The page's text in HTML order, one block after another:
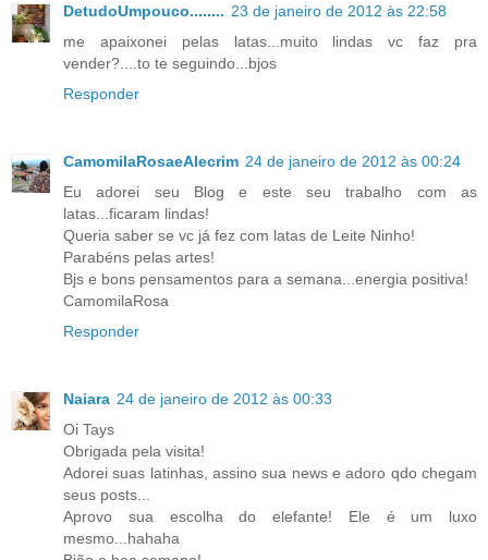
DetudoUmpouco........ 23 de janeiro de 2012 às 22:58
me apaixonei pelas latas...muito lindas vc faz pra
vender?....to te seguindo...bjos
Responder
CamomilaRosaeAlecrim 24 de janeiro de 2012 às 00:24
Eu adorei seu Blog e este seu trabalho com as
latas...ficaram lindas!
Queria saber se vc já fez com latas de Leite Ninho!
Parabéns pelas artes!
Bjs e bons pensamentos para a semana...energia positiva!
CamomilaRosa
Responder
Naiara 24 de janeiro de 2012 às 00:33
Oi Tays
Obrigada pela visita!
Adorei suas latinhas, assino sua news e adoro qdo chegam
seus posts...
Aprovo sua escolha do elefante! Ele é um luxo
mesmo...hahaha